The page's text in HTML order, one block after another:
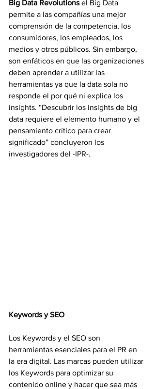
Big Data Revolutions el Big Data
permite a las compañías una mejor
comprensión de la competencia, los
consumidores, los empleados, los
medios y otros públicos. Sin embargo,
son enfáticos en que las organizaciones
deben aprender a utilizar las
herramientas ya que la data sola no
responde el por qué ni explica los
insights. “Descubrir los insights de big
data requiere el elemento humano y el
pensamiento crítico para crear
significado” concluyeron los
investigadores del -IPR-.
Keywords y SEO
Los Keywords y el SEO son
herramientas esenciales para el PR en
la era digital. Las marcas pueden utilizar
los Keywords para optimizar su
contenido online y hacer que sea más